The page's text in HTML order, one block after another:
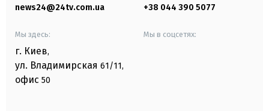
news24@24tv.com.ua +38 044 390 5077
Мы здесь:
г. Киев,
ул. Владимирская 61/11,
офис 50
Мы в соцсетях: